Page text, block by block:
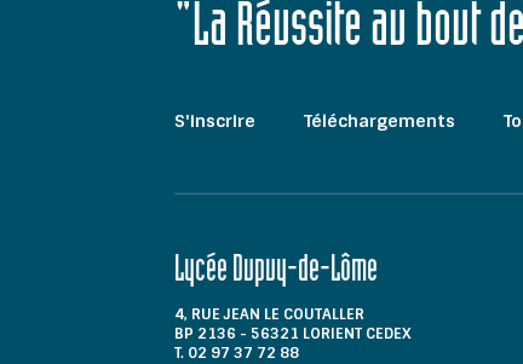
"La Réussite au bout
S'inscrire Téléchargements
Lycée Dupuy-de-Lôme
4, RUE JEAN LE COUTALLER
BP 2136 - 56321 LORIENT CEDEX
T. 02 97 37 72 88